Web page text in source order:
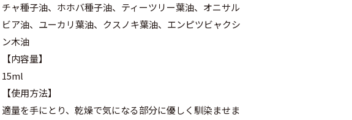
チャ種子油、ホホバ種子油、ティーツリー葉油、オニサル
ビア油、ユーカリ葉油、クスノキ葉油、エンピツビャクシ
ン木油
【内容量】
15ml
【使用方法】
適量を手にとり、乾燥で気になる部分に優しく馴染ませま